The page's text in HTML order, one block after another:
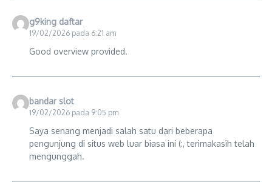
g9king daftar
19/02/2026 pada 6:21 am
Good overview provided.
bandar slot
19/02/2026 pada 9:05 pm
Saya senang menjadi salah satu dari beberapa
pengunjung di situs web luar biasa ini (:, terimakasih telah
mengunggah.